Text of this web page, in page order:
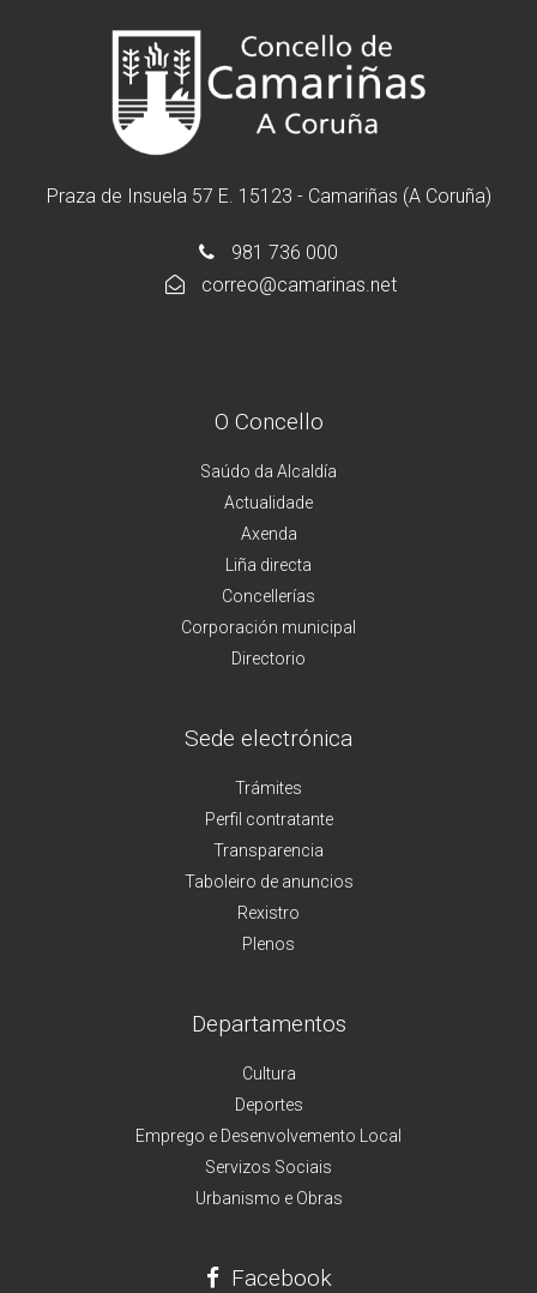
Praza de Insuela 57 E. 15123 - Camariñas (A Coruña)
981 736 000
correo@camarinas.net
O Concello
Saúdo da Alcaldía
Actualidade
Axenda
Liña directa
Concellerías
Corporación municipal
Directorio
Sede electrónica
Trámites
Perfil contratante
Transparencia
Taboleiro de anuncios
Rexistro
Plenos
Departamentos
Cultura
Deportes
Emprego e Desenvolvemento Local
Servizos Sociais
Urbanismo e Obras
Facebook